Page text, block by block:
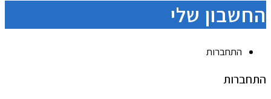
החשבון שלי
התחברות
התחברות